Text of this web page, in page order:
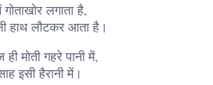
लगाता है,
हाथ लौटकर आता है।
मोती गहरे पानी में,
इसी हैरानी में।